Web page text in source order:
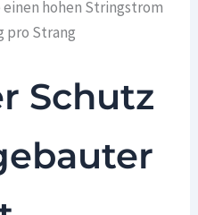
einen hohen Stringstrom
pro Strang
Schutz